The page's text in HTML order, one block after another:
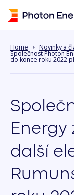
Home Novinky a
Společnost Photon
do konce roku 2022
Energy
další